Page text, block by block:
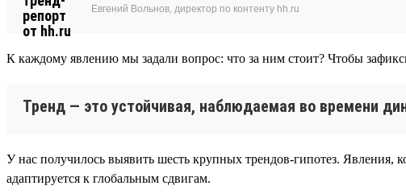
Евгений Вольнов, директор по контенту hh.ru
К каждому явлению мы задали вопрос: что за ним стоит? Чтобы
Тренд — это устойчивая, наблюдаемая во времени
У нас получилось выявить шесть крупных трендов-гипотез. Явления,
адаптируется к глобальным сдвигам.